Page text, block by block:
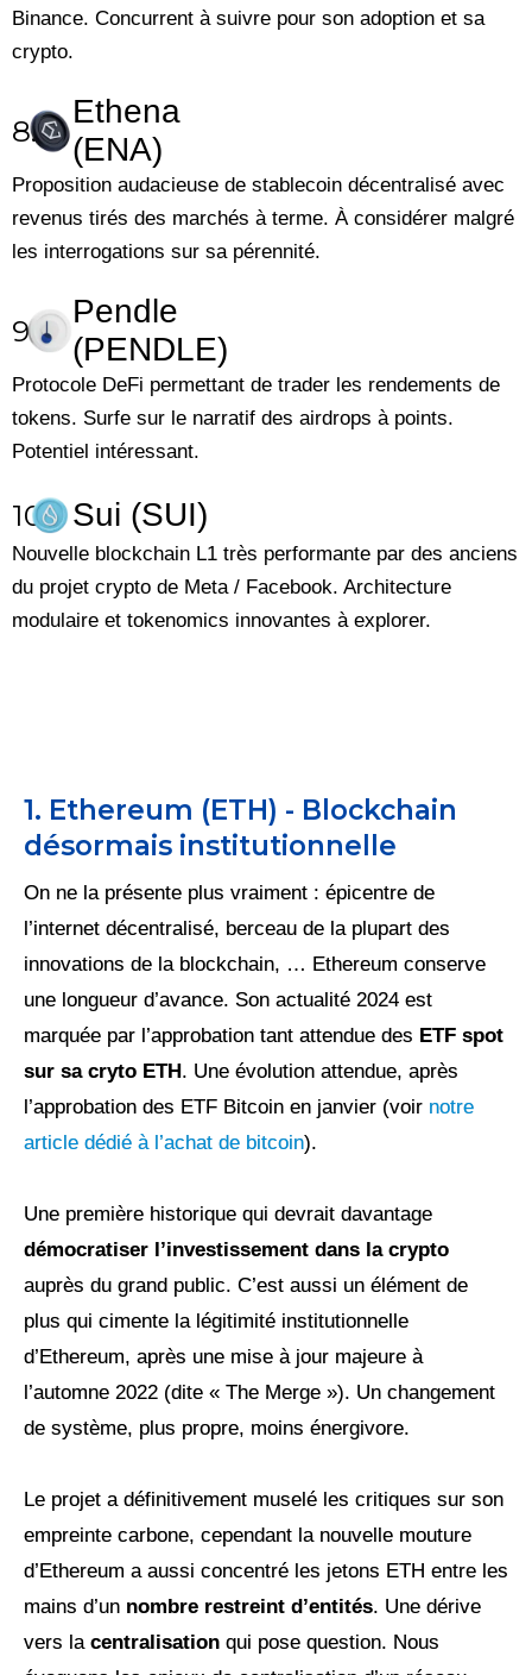
Binance. Concurrent à suivre pour son adoption et sa
crypto.
8.
Ethena
(ENA)
Proposition audacieuse de stablecoin décentralisé avec
revenus tirés des marchés à terme. À considérer malgré
les interrogations sur sa pérennité.
9.
Pendle
(PENDLE)
Protocole DeFi permettant de trader les rendements de
tokens. Surfe sur le narratif des airdrops à points.
Potentiel intéressant.
10. Sui (SUI)
Nouvelle blockchain L1 très performante par des anciens
du projet crypto de Meta / Facebook. Architecture
modulaire et tokenomics innovantes à explorer.
1. Ethereum (ETH) - Blockchain
désormais institutionnelle
On ne la présente plus vraiment : épicentre de
l’internet décentralisé, berceau de la plupart des
innovations de la blockchain, … Ethereum conserve
une longueur d’avance. Son actualité 2024 est
marquée par l’approbation tant attendue des ETF spot
sur sa cryto ETH . Une évolution attendue, après
l’approbation des ETF Bitcoin en janvier (voir notre
article dédié à l’achat de bitcoin).
Une première historique qui devrait davantage
démocratiser l’investissement dans la crypto
auprès du grand public. C’est aussi un élément de
plus qui cimente la légitimité institutionnelle
d’Ethereum, après une mise à jour majeure à
l’automne 2022 (dite « The Merge »). Un changement
de système, plus propre, moins énergivore.
Le projet a définitivement muselé les critiques sur son
empreinte carbone, cependant la nouvelle mouture
d’Ethereum a aussi concentré les jetons ETH entre les
mains d’un nombre restreint d’entités. Une dérive
vers la centralisation qui pose question. Nous